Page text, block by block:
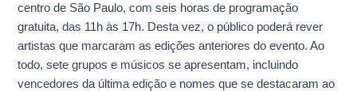
centro de São Paulo, com seis horas de programação
gratuita, das 11h às 17h. Desta vez, o público poderá rever
artistas que marcaram as edições anteriores do evento. Ao
todo, sete grupos e músicos se apresentam, incluindo
vencedores da última edição e nomes que se destacaram ao